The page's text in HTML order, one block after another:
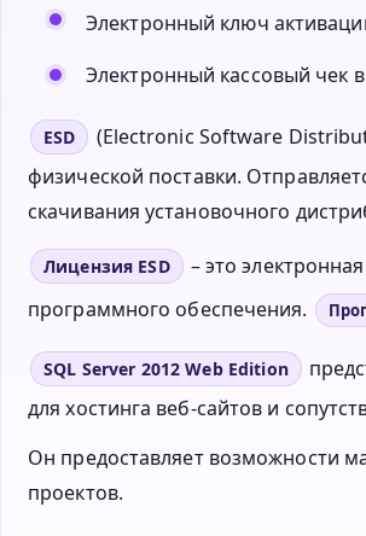
Электронный ключ
Электронный кассовый чек
ESD
(Electronic Software
физической поставки.
скачивания установочного
Лицензия ESD
– это
программного обеспечения.
SQL Server 2012 Web Edition
для хостинга веб-сайтов и
Он предоставляет возможности
проектов.